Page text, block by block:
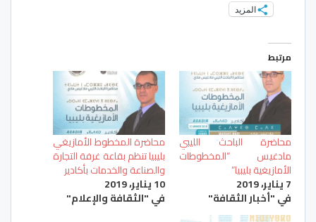
المزيد
مرتبط
محاضرة الباحث الليبي
مادغيس “المخطوطات
الأمازيغية بليبيا”
7 يناير، 2019
في "أخبار الثقافة"
محاضرة المخطوط الأمازيغي
بليبيا تنظم بقاعة غرفة التجارة
والصناعة والخدمات بأكادير
10 يناير، 2019
في "الثقافة والإعلام"